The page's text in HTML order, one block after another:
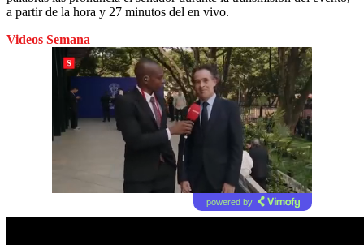
a partir de la hora y 27 minutos del en vivo.
Videos Semana
powered by